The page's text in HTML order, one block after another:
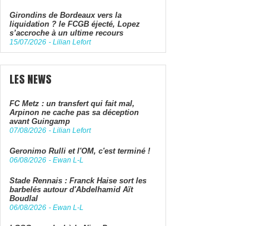
Girondins de Bordeaux vers la
liquidation ? le FCGB éjecté, Lopez
s’accroche à un ultime recours
15/07/2026 - Lilian Lefort
LES NEWS
FC Metz : un transfert qui fait mal,
Arpinon ne cache pas sa déception
avant Guingamp
07/08/2026 - Lilian Lefort
Geronimo Rulli et l'OM, c'est terminé !
06/08/2026 - Ewan L-L
Stade Rennais : Franck Haise sort les
barbelés autour d'Abdelhamid Aït
Boudlal
06/08/2026 - Ewan L-L